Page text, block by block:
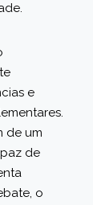
e
de um
de
o